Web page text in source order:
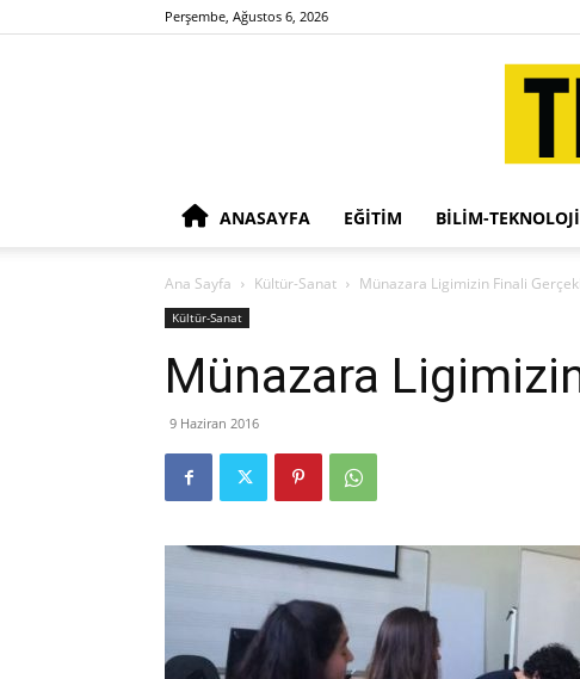
Perşembe, Ağustos 6, 2026
ANASAYFA EĞITIM BILIM-TEKNOLOJI
Ana Sayfa Kültür-Sanat Münazara Ligimizin Finali
Kültür-Sanat
Münazara
9 Haziran 2016